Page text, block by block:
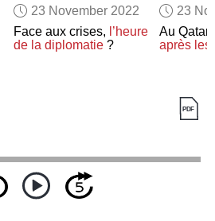
23 November 2022
Face aux crises, l’heure
de la diplomatie?
23
Au
après les